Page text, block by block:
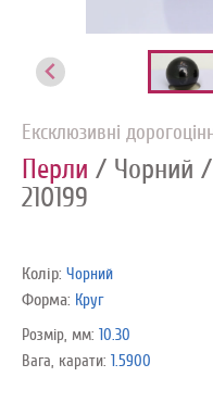
Ексклюзивні
Перли / Чорний
210199
Колір: Чорний
Форма: Круг
Розмір, мм: 10.30
Вага, карати: 1.5900